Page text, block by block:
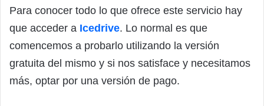
Para conocer todo lo que ofrece este servicio hay
que acceder a Icedrive. Lo normal es que
comencemos a probarlo utilizando la versión
gratuita del mismo y si nos satisface y necesitamos
más, optar por una versión de pago.